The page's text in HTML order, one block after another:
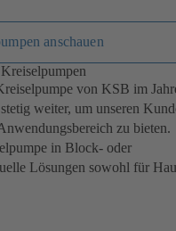
anschauen
von KSB im
weiter, um unseren
zu bieten.
in Block- oder
Lösungen sowohl für